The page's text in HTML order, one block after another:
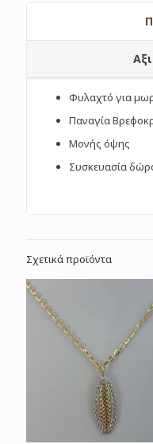
Φυλαχτό για
Παναγία
Μονής όψης
Συσκευασία
Σχετικά προϊόντα